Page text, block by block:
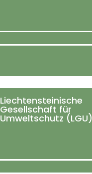
Liechtensteinische
Gesellschaft für
Umweltschutz (LGU)